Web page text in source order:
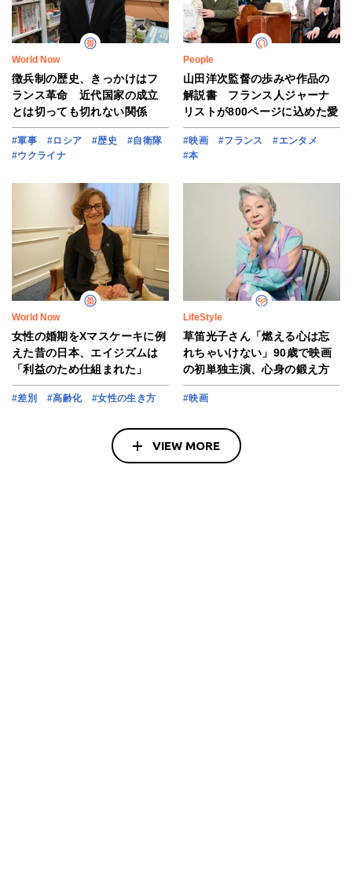
World Now
徴兵制の歴史、きっかけはフ
ランス革命 近代国家の成立
とは切っても切れない関係
#軍事 #ロシア #歴史
#自衛隊
#ウクライナ
People
山田洋次監督の歩みや作品の
解説書 フランス人ジャーナ
リストが800ページに込めた愛
#映画 #フランス
#エンタメ
#本
World Now
女性の婚期をXマスケーキに例
えた昔の日本、エイジズムは
「利益のため仕組まれた」
#差別 #高齢化 #女性の生き方
LifeStyle
草笛光子さん「燃える心は忘
れちゃいけない」90歳で映画
の初単独主演、心身の鍛え方
#映画
VIEW MORE